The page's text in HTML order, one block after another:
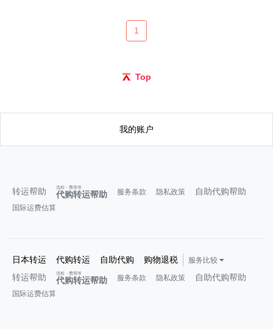
1
Top
我的账户
转运帮助 代购转运帮助
流程・费用等
服务条款 隐私政策 自助代购帮助
国际运费估算
日本转运 代购转运 自助代购 购物退税 服务比较
转运帮助 代购转运帮助
流程・费用等
服务条款 隐私政策 自助代购帮助
国际运费估算